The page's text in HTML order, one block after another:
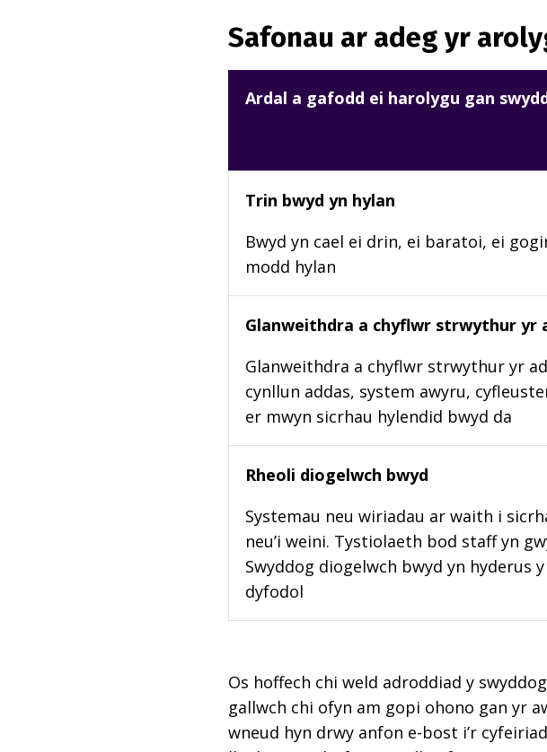
Safonau ar adeg yr
Ardal a gafodd ei harolygu gan
Trin bwyd yn hylan
Bwyd yn cael ei drin, ei baratoi, ei
modd hylan
Glanweithdra a chyflwr strwythur yr
Glanweithdra a chyflwr strwythur yr
cynllun addas, system awyru,
er mwyn sicrhau hylendid bwyd da
Rheoli diogelwch bwyd
Systemau neu wiriadau ar waith i
neu’i weini. Tystiolaeth bod staff yn
Swyddog diogelwch bwyd yn hyderus
dyfodol
Os hoffech chi weld adroddiad y
gallwch chi ofyn am gopi ohono gan yr
wneud hyn drwy anfon e-bost i’r